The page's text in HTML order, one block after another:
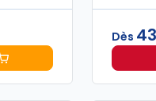
2027. 25e éd.
Dès